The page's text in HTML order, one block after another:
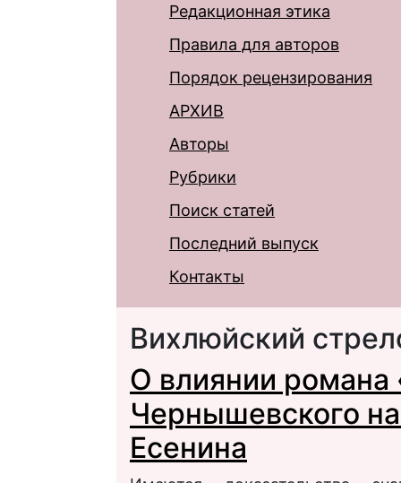
Редакционная этика
Правила для авторов
Порядок рецензирования
АРХИВ
Авторы
Рубрики
Поиск статей
Последний выпуск
Контакты
Вихлюйский
О влиянии романа
Чернышевского
Есенина